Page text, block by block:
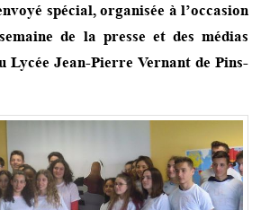
spécial, organisée à l’occasion
de la presse et des médias
Lycée Jean-Pierre Vernant de Pins-